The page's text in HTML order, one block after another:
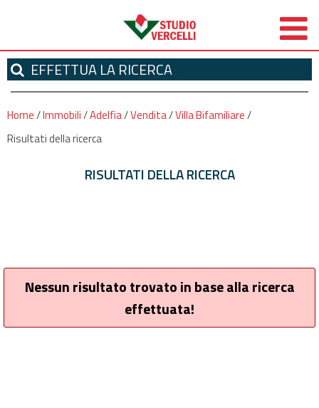
EFFETTUALA RICERCA
Home/Immobili/Adelfia/Vendita/Villa Bifamiliare/
Risultati della ricerca
RISULTATI DELLA RICERCA
Nessun risultato trovato in base alla ricerca
effettuata!